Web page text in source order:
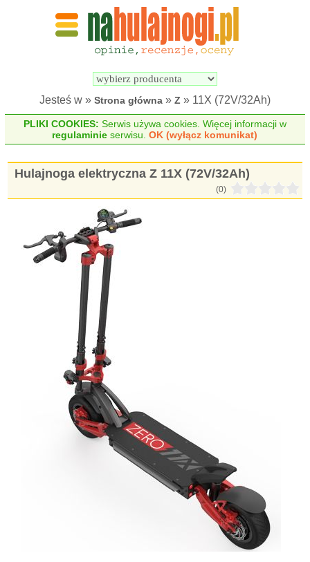
Wyszukiwarka
elektrycznych
Jesteś w » Strona główna » Z » 11X (72V/32Ah)
PLIKI COOKIES: Serwis używa cookies. Więcej informacji w
regulaminie serwisu.OK (wyłącz komunikat)
Hulajnoga elektryczna Z 11X (72V/32Ah)
(0)